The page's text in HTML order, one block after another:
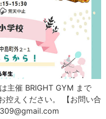
主催 BRIGHT GYM まで
控えください。 【お問い合